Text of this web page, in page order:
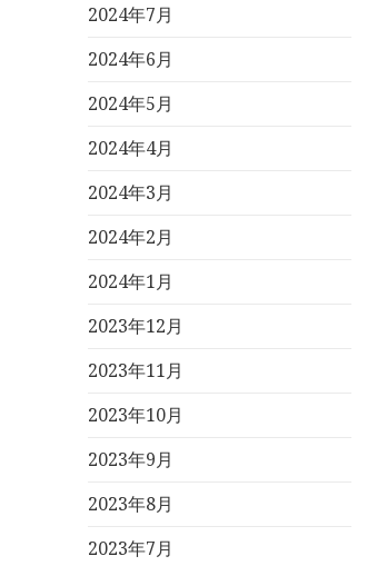
2024年7月
2024年6月
2024年5月
2024年4月
2024年3月
2024年2月
2024年1月
2023年12月
2023年11月
2023年10月
2023年9月
2023年8月
2023年7月